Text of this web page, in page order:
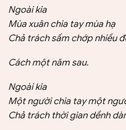
Ngoài kia
Mùa xuân chia tay mùa hạ
Chả trách sấm chớp nhiều
Cách một năm sau.
Ngoài kia
Một người chia tay một
Chả trách thời gian dềnh